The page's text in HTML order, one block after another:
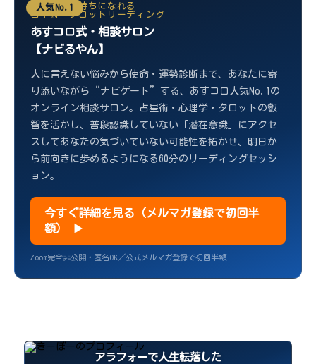
人気No.1
前向きな気持ちになれる
占星術・タロットリーディング
あすコロ式・相談サロン
【ナビるやん】
人に言えない悩みから使命・運勢診断まで、あなたに寄
り添いながら“ナビゲート”する、あすコロ人気No.1の
オンライン相談サロン。占星術・心理学・タロットの叡
智を活かし、普段認識していない「潜在意識」にアクセ
スしてあなたの気づいていない可能性を拓かせ、明日か
ら前向きに歩めるようになる60分のリーディングセッシ
ョン。
今すぐ詳細を見る（メルマガ登録で初回半
額） ▶
Zoom完全非公開・匿名OK／公式メルマガ登録で初回半額
アラフォーで人生転落した